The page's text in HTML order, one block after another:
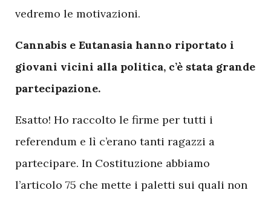
vedremo le motivazioni.
Cannabis e Eutanasia hanno riportato i
giovani vicini alla politica, c’è stata grande
partecipazione.
Esatto! Ho raccolto le firme per tutti i
referendum e lì c’erano tanti ragazzi a
partecipare. In Costituzione abbiamo
l’articolo 75 che mette i paletti sui quali non